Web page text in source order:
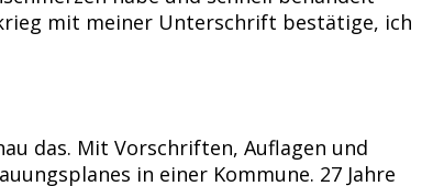
mit meiner Unterschrift bestätige, ich
das. Mit Vorschriften, Auflagen und
in einer Kommune. 27 Jahre